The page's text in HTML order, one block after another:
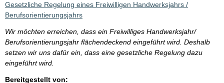
Gesetzliche Regelung eines Freiwilligen Handwerksjahrs /
Berufsorientierungsjahrs
Wir möchten erreichen, dass ein Freiwilliges Handwerksjahr/
Berufsorientierungsjahr flächendeckend eingeführt wird. Deshalb
setzen wir uns dafür ein, dass eine gesetzliche Regelung dazu
eingeführt wird.
Bereitgestellt von: